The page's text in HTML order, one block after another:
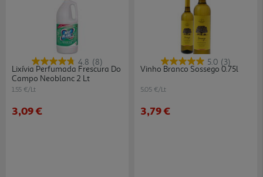
4.8 (8)
Lixívia Perfumada Frescura Do
Campo Neoblanc 2 Lt
1.55 €/Lt
3,09 €
5.0 (3)
Vinho Branco Sossego 0.75l
5.05 €/Lt
3,79 €